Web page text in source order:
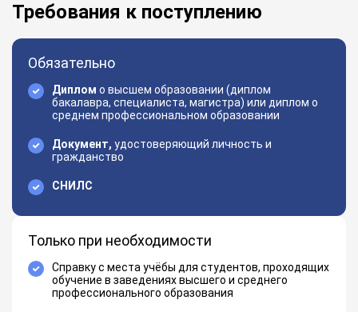
Требования к поступлению
Обязательно
Диплом о высшем образовании (диплом
бакалавра, специалиста, магистра) или диплом о
среднем профессиональном образовании
Документ, удостоверяющий личность и
гражданство
СНИЛС
Только при необходимости
Справку с места учёбы для студентов, проходящих
обучение в заведениях высшего и среднего
профессионального образования